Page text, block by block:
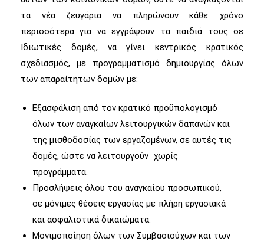
τα νέα ζευγάρια να πληρώνουν κάθε χρόνο
περισσότερα για να εγγράψουν τα παιδιά τους σε
Ιδιωτικές δομές, να γίνει κεντρικός κρατικός
σχεδιασμός, με προγραμματισμό δημιουργίας όλων
των απαραίτητων δομών με:
Εξασφάλιση από τον κρατικό προϋπολογισμό
όλων των αναγκαίων λειτουργικών δαπανών και
της μισθοδοσίας των εργαζομένων, σε αυτές τις
δομές, ώστε να λειτουργούν χωρίς
προγράμματα.
Προσλήψεις όλου του αναγκαίου προσωπικού,
σε μόνιμες θέσεις εργασίας με πλήρη εργασιακά
και ασφαλιστικά δικαιώματα.
Μονιμοποίηση όλων των Συμβασιούχων και των